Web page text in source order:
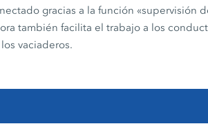
gracias a la función «supervisión
también facilita el trabajo a los
vaciaderos.